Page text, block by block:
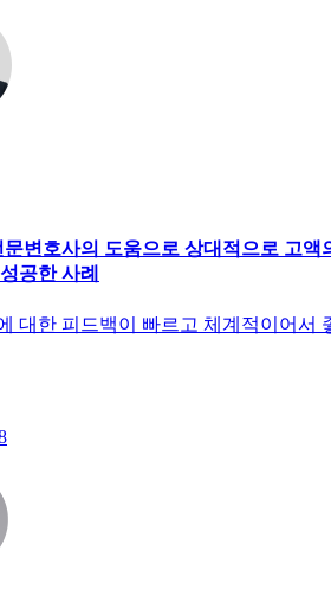
변호사의 도움으로 상대적으로 고액
공한 사례
대한 피드백이 빠르고 체계적이어서